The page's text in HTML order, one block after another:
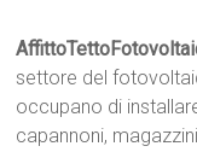
settore del
occupano di
capannoni,